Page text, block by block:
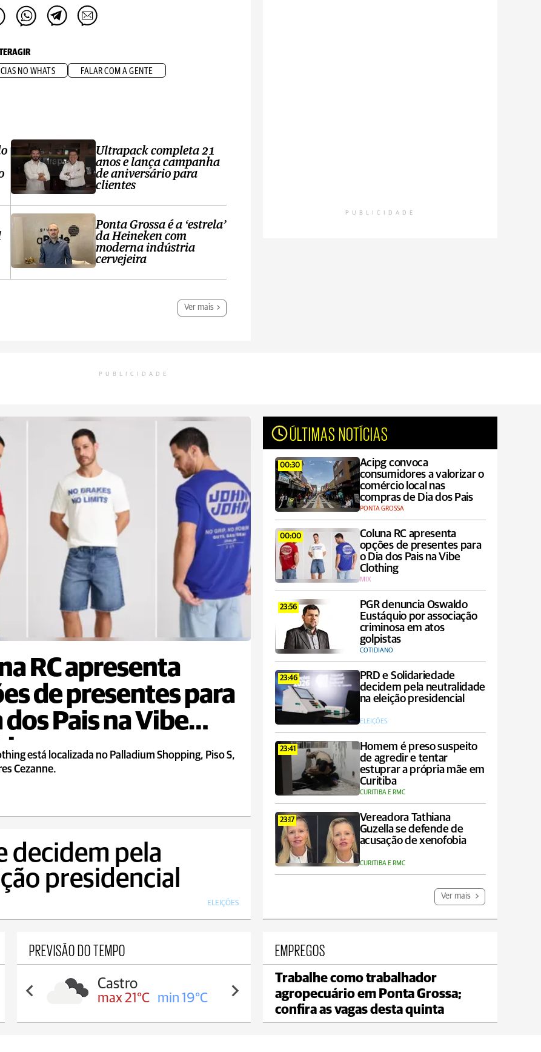
NO WHATS FALAR COM A GENTE
Ultrapack completa 21
anos e lança campanha
de aniversário para
clientes
Ponta Grossa é a ‘estrela’
da Heineken com
moderna indústria
cervejeira
Ver mais
PUBLICIDADE
PUBLICIDADE
RC apresenta
de presentes para
dos Pais na Vibe
está localizada no Palladium Shopping, Piso S,
Cezanne.
ÚLTIMAS NOTÍCIAS
00:30
Acipg convoca
consumidores a valorizar o
comércio local nas
compras de Dia dos Pais
PONTA GROSSA
00:00
Coluna RC apresenta
opções de presentes para
o Dia dos Pais na Vibe
Clothing
MIX
23:56
PGR denuncia Oswaldo
Eustáquio por associação
criminosa em atos
golpistas
COTIDIANO
23:46
PRD e Solidariedade
decidem pela neutralidade
na eleição presidencial
ELEIÇÕES
23:41
Homem é preso suspeito
de agredir e tentar
estuprar a própria mãe em
Curitiba
CURITIBA E RMC
23:17
Vereadora Tathiana
Guzella se defende de
acusação de xenofobia
CURITIBA E RMC
Ver mais
decidem pela
presidencial
ELEIÇÕES
PREVISÃO DO TEMPO
19°C
Carambeí
max 21°C min 18°C
Jaguariaíva
max 21°C
EMPREGOS
Trabalhe como trabalhador
agropecuário em Ponta Grossa;
confira as vagas desta quinta